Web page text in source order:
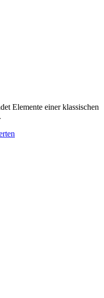
Elemente einer klassischen